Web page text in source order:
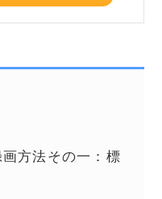
方法その一：標